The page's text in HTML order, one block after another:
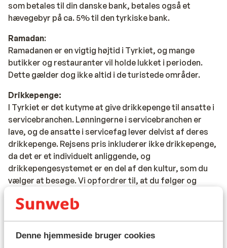
Denne hjemmeside bruger cookies
som betales til din danske bank, betales også et
hævegebyr på ca. 5% til den tyrkiske bank.
Ramadan:
Ramadanen er en vigtig højtid i Tyrkiet, og mange
butikker og restauranter vil holde lukket i perioden.
Dette gælder dog ikke altid i de turistede områder.
Drikkepenge:
I Tyrkiet er det kutyme at give drikkepenge til ansatte i
servicebranchen. Lønningerne i servicebranchen er
lave, og de ansatte i servicefag lever delvist af deres
drikkepenge. Rejsens pris inkluderer ikke drikkepenge,
da det er et individuelt anliggende, og
drikkepengesystemet er en del af den kultur, som du
vælger at besøge. Vi opfordrer til, at du følger og
ansatte i servicefag, så som tjenere,
du giver ca. 10 % af regningens pris i drikkepenge.